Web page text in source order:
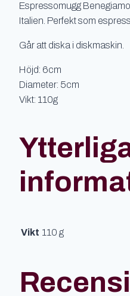
Espressomugg
Italien. Perfekt som
Går att diska i diskmaskin.
Höjd: 6cm
Diameter: 5cm
Vikt: 110g
Vikt 110 g